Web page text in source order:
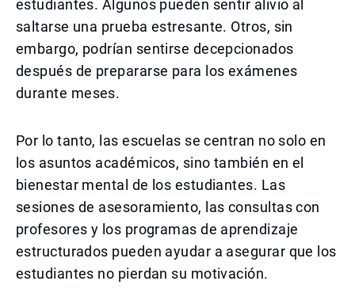
estudiantes. Algunos pueden sentir alivio al
saltarse una prueba estresante. Otros, sin
embargo, podrían sentirse decepcionados
después de prepararse para los exámenes
durante meses.
Por lo tanto, las escuelas se centran no solo en
los asuntos académicos, sino también en el
bienestar mental de los estudiantes. Las
sesiones de asesoramiento, las consultas con
profesores y los programas de aprendizaje
estructurados pueden ayudar a asegurar que los
estudiantes no pierdan su motivación.